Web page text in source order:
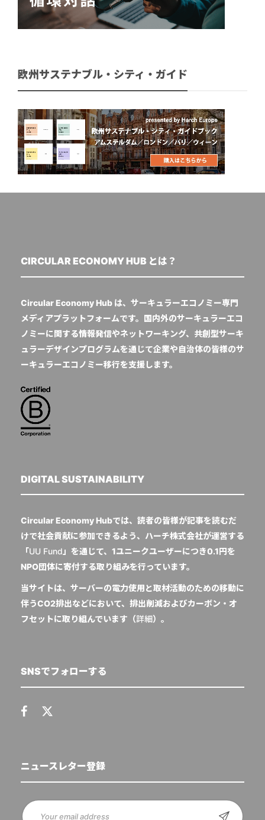
欧州サステナブル・シティ・ガイド
CIRCULAR ECONOMY HUB とは？
Circular Economy Hub は、サーキュラーエコノミー専門
メディアプラットフォームです。国内外のサーキュラーエコ
ノミーに関する情報発信やネットワーキング、共創型サーキ
ュラーデザインプログラムを通じて企業や自治体の皆様のサ
ーキュラーエコノミー移行を支援します。
DIGITAL SUSTAINABILITY
Circular Economy Hubでは、読者の皆様が記事を読むだ
けで社会貢献に参加できるよう、ハーチ株式会社が運営する
「UU Fund 」を通じて、1ユニークユーザーにつき0.1円を
NPO団体に寄付する取り組みを行っています。
当サイトは、サーバーの電力使用と取材活動のための移動に
伴うCO2排出などにおいて、排出削減およびカーボン・オ
フセットに取り組んでいます（詳細）。
SNSでフォローする
ニュースレター登録